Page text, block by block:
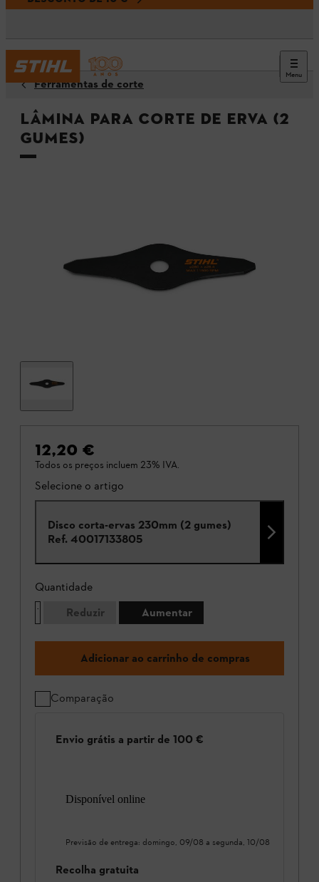
Menu
Ferramentas de corte
Lâmina para corte de erva (2
gumes)
12,20 €
Todos os preços incluem 23% IVA.
Selecione o artigo
Disco corta-ervas 230mm (2 gumes)
Ref. 40017133805
Quantidade
Reduzir
Aumentar
Adicionar ao carrinho de compras
Comparação
Envio grátis a partir de 100 €
Disponível online
Previsão de entrega: domingo, 09/08 a segunda, 10/08
Recolha gratuita